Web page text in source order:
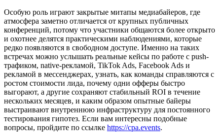
Особую роль играют закрытые митапы медиабайеров, где
атмосфера заметно отличается от крупных публичных
конференций, потому что участники общаются более открыто
и охотнее делятся практическими наблюдениями, которые
редко появляются в свободном доступе. Именно на таких
встречах можно услышать реальные кейсы по работе с push-
трафиком, native-рекламой, TikTok Ads, Facebook Ads и
рекламой в мессенджерах, узнать, как команды справляются с
ростом стоимости лида, почему одни офферы быстро
выгорают, а другие сохраняют стабильный ROI в течение
нескольких месяцев, и каким образом опытные байеры
выстраивают внутреннюю инфраструктуру для постоянного
тестирования гипотез. Если вам интересны подобные
вопросы, пройдите по ссылке https://cpa.events.